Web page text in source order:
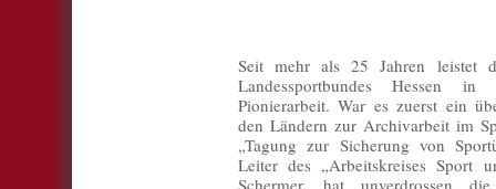
Seit mehr als 25 Jahren leistet
Landessportbundes Hessen in
Pionierarbeit. War es zuerst ein
den Ländern zur Archivarbeit im
„Tagung zur Sicherung von
Leiter des „Arbeitskreises Sport
Schermer, hat unverdrossen